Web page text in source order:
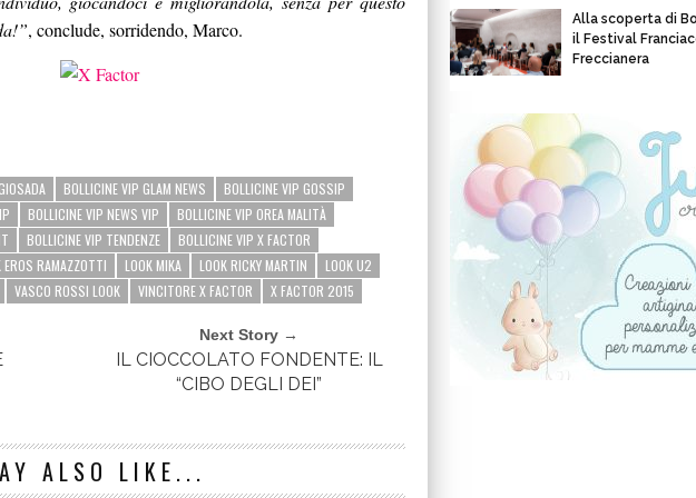
, conclude, sorridendo, Marco.
BOLLICINE VIP GLAM NEWS
BOLLICINE VIP GOSSIP
BOLLICINE VIP NEWS VIP
BOLLICINE VIP OREA MALITÀ
BOLLICINE VIP TENDENZE
BOLLICINE VIP X FACTOR
EROS RAMAZZOTTI
LOOK MIKA LOOK RICKY MARTIN
LOOK U2
VASCO ROSSI LOOK
VINCITORE X FACTOR X FACTOR 2015
Next Story →
IL CIOCCOLATO FONDENTE: IL
“CIBO DEGLI DEI”
ALSO LIKE...
Alla scoperta di
il Festival
Freccianera